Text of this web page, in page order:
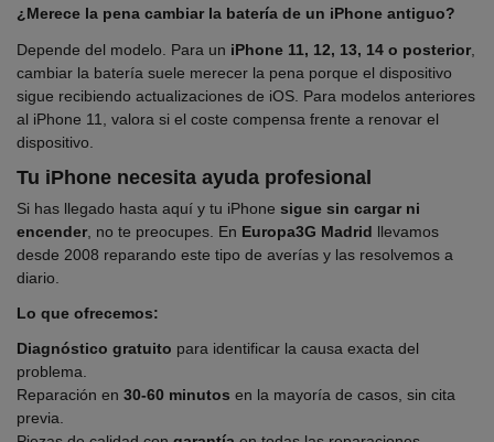
¿Merece la pena cambiar la batería de un iPhone antiguo?
Depende del modelo. Para un iPhone 11, 12, 13, 14 o posterior,
cambiar la batería suele merecer la pena porque el dispositivo
sigue recibiendo actualizaciones de iOS. Para modelos anteriores
al iPhone 11, valora si el coste compensa frente a renovar el
dispositivo.
Tu iPhone necesita ayuda profesional
Si has llegado hasta aquí y tu iPhone sigue sin cargar ni
encender, no te preocupes. En Europa3G Madrid llevamos
desde 2008 reparando este tipo de averías y las resolvemos a
diario.
Lo que ofrecemos:
Diagnóstico gratuito para identificar la causa exacta del
problema.
Reparación en 30-60 minutos en la mayoría de casos, sin cita
previa.